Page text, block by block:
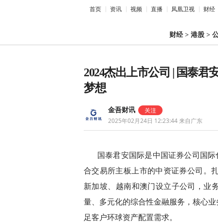
首页 资讯 视频 直播 凤凰卫视 财经
财经> 港股 >
2024杰出上市公司 | 国泰君
梦想
金吾财讯
2025年02月24日 12:23:44来自广东
国泰君安国际是中国证券公司国
合交易所主板上市的中资证券公司。
新加坡、越南和澳门设立子公司，业
量、多元化的综合性金融服务，核心
足客户环球资产配置需求。